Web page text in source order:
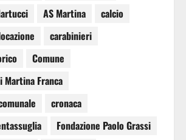
AS Martina
calcio
carabinieri
Comune
Martina Franca
cronaca
Fondazione Paolo Grassi